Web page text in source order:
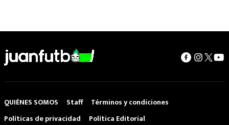
QUIÉNES SOMOS Staff
Términos y condiciones
Políticas de privacidad
Política Editorial